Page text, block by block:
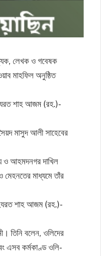
লেখক ও গবেষক
মাহফিল অনুষ্ঠিত
শাহ আজম (রহ.)-
মাসুদ আলী সাহেবের
ও আহমদনগর দাখিল
মেহনতের মাধ্যমে তাঁর
হযরত শাহ আজম (রহ.)-
তিনি বলেন, ওলিদের
এসব কর্মকাণ্ড ওলি-